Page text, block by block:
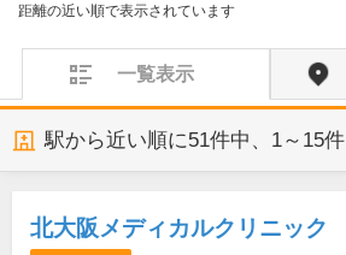
距離の近い順で表示されています
一覧表示
駅から近い順に51件中、 1～15件
北大阪メディカルクリニック